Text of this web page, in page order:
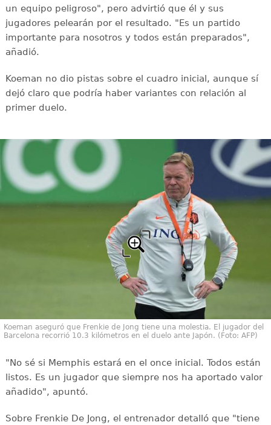
un equipo peligroso", pero advirtió que él y sus
jugadores pelearán por el resultado. "Es un partido
importante para nosotros y todos están preparados",
añadió.
Koeman no dio pistas sobre el cuadro inicial, aunque sí
dejó claro que podría haber variantes con relación al
primer duelo.
Koeman aseguró que Frenkie de Jong tiene una molestia. El jugador del
Barcelona recorrió 10.3 kilómetros en el duelo ante Japón. (Foto: AFP)
"No sé si Memphis estará en el once inicial. Todos están
listos. Es un jugador que siempre nos ha aportado valor
añadido", apuntó.
Sobre Frenkie De Jong, el entrenador detalló que "tiene